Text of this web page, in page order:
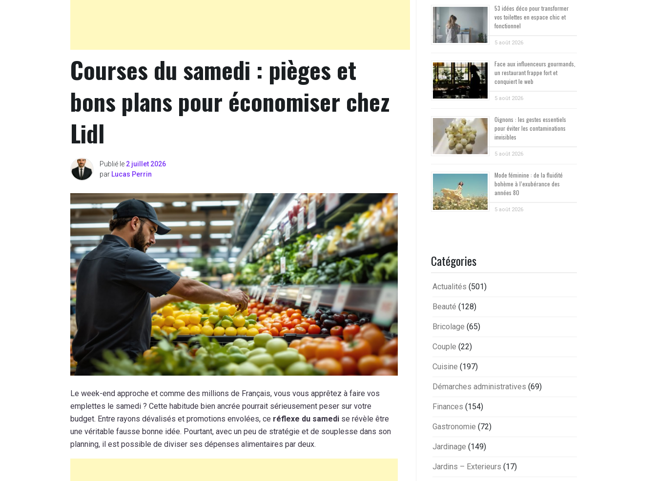
Courses du samedi : pièges et
bons plans pour économiser chez
Lidl
Publié le 2 juillet 2026
par Lucas Perrin
Le week-end approche et comme des millions de Français, vous vous apprêtez à faire vos
emplettes le samedi ? Cette habitude bien ancrée pourrait sérieusement peser sur votre
budget. Entre rayons dévalisés et promotions envolées, ce réflexe du samedi se révèle être
une véritable fausse bonne idée. Pourtant, avec un peu de stratégie et de souplesse dans son
planning, il est possible de diviser ses dépenses alimentaires par deux.
53 idées déco pour transformer
vos toilettes en espace chic et
fonctionnel
5 août 2026
Face aux influenceurs gourmands,
un restaurant frappe fort et
conquiert le web
5 août 2026
Oignons : les gestes essentiels
pour éviter les contaminations
invisibles
5 août 2026
Mode féminine : de la fluidité
bohème à l’exubérance des
années 80
5 août 2026
Catégories
Actualités (501)
Beauté (128)
Bricolage (65)
Couple (22)
Cuisine (197)
Démarches administratives (69)
Finances (154)
Gastronomie (72)
Jardinage (149)
Jardins – Exterieurs (17)